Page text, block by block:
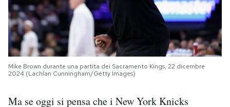
Mike Brown durante una partita dei Sacramento Kings, 22 dicembre
2024 (Lachlan Cunningham/Getty Images)
Ma se oggi si pensa che i New York Knicks